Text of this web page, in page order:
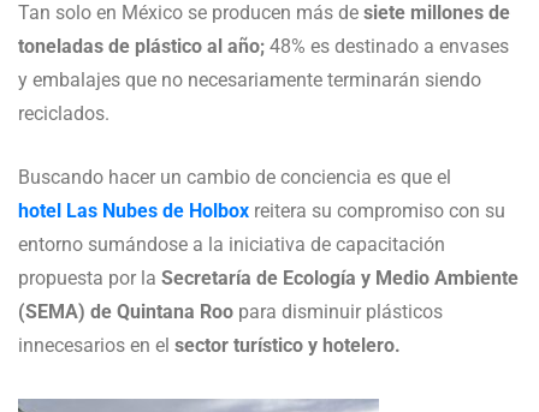
Tan solo en México se producen más de siete millones de
toneladas de plástico al año; 48% es destinado a envases
y embalajes que no necesariamente terminarán siendo
reciclados.
Buscando hacer un cambio de conciencia es que el
hotel Las Nubes de Holbox reitera su compromiso con su
entorno sumándose a la iniciativa de capacitación
propuesta por la Secretaría de Ecología y Medio Ambiente
(SEMA) de Quintana Roo para disminuir plásticos
innecesarios en el sector turístico y hotelero.